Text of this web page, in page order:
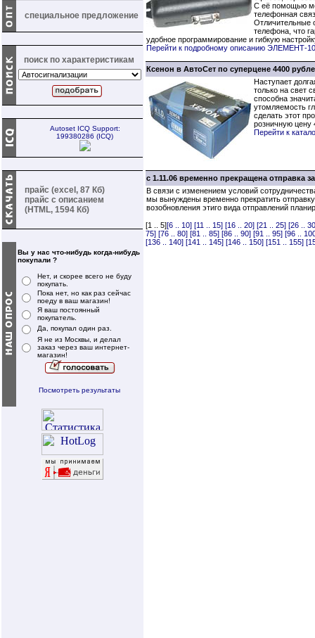
специальное предложение
поиск по характеристикам
Autoset ICQ Support:
199380286 (ICQ)
прайс (excel, 87 Кб)
прайс с описанием
(HTML, 1594 Кб)
Вы у нас что-нибудь когда-нибудь
покупали ?
Нет, и скорее всего не буду
покупать.
Пока нет, но как раз сейчас
поеду в ваш магазин!
Я ваш постоянный
покупатель.
Да, покупал один раз.
Я не из Москвы, и делал
заказ через ваш интернет-
магазин!
Посмотреть результаты
С её помощью
телефонная
Отличительные
телефона, что
удобное программирование и гибкую
Перейти к подробному описанию ЭЛЕМЕНТ-
Ксенон в АвтоСет по суперцене 4400
Наступает
только на свет
способна
утомляемость
сделать этот
розничную цену
Перейти к
с 1.11.06 временно прекращена отправка
В связи с изменением условий
мы вынуждены временно прекратить
возобновления этиго вида отправлений
[1 .. 5][6 .. 10] [11 .. 15] [16 .. 20] [21 .. 25] [26 ..
75] [76 .. 80] [81 .. 85] [86 .. 90] [91 .. 95] [96 ..
[136 .. 140] [141 .. 145] [146 .. 150] [151 .. 155]